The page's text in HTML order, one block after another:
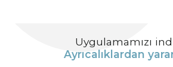
Uygulamamızı
Ayrıcalıklardan